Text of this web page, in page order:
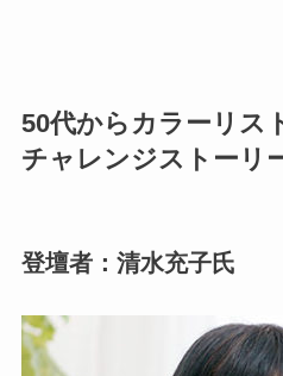
50代からカラーリス
チャレンジストーリ
登壇者：清水充子氏